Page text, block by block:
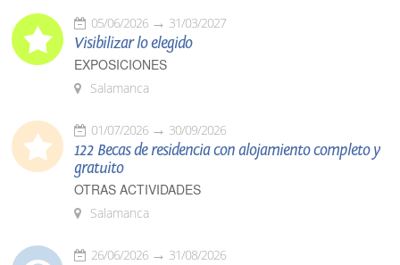
05/06/2026 31/03/2027
Visibilizar lo elegido
EXPOSICIONES
Salamanca
01/07/2026 30/09/2026
122 Becas de residencia con alojamiento completo y
gratuito
OTRAS ACTIVIDADES
Salamanca
26/06/2026 31/08/2026